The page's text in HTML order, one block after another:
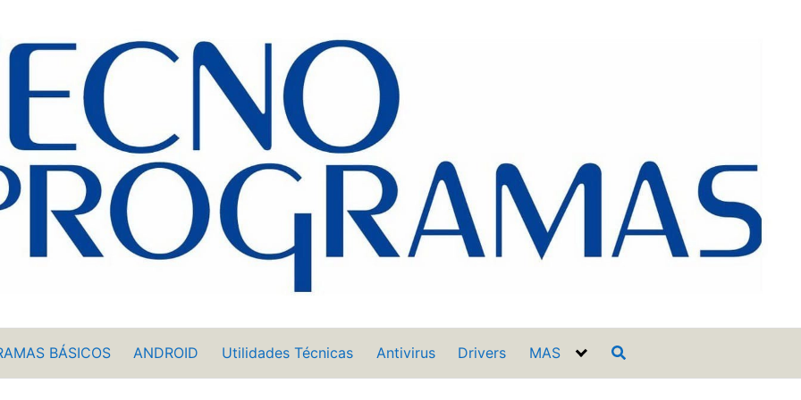
BÁSICOS ANDROID Utilidades Técnicas Antivirus Drivers MAS